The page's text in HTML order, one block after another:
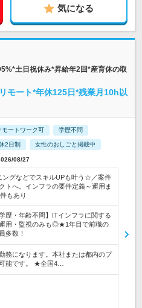
気になる
土日祝休み*昇給年2回*産育休の取
モート*年休125日*残業月10h以
モートワーク可 学歴不問
2日制 女性のおしごと掲載中
08/27
ングなどでスキルUPも叶う☆／案件
トへ。インフラの要件定義～運用ま
もあり
歴・年齢不問】ITインフラに関する
用・監視のみも◎★1年目で前職の
多数！
務になります。本社または都内のプ
能です。 ★全国4…